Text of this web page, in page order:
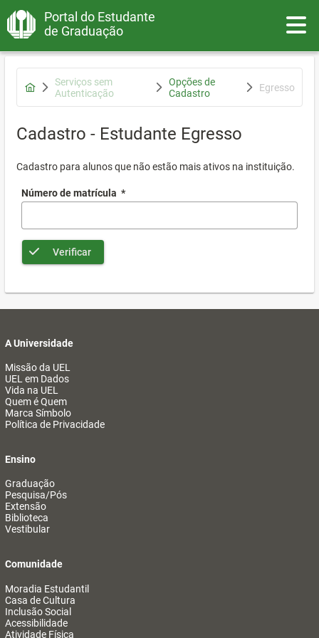
Portal do Estudante
de Graduação
Serviços sem
Autenticação
Opções de
Cadastro
Egresso
Cadastro - Estudante Egresso
Cadastro para alunos que não estão mais ativos na instituição.
Número de matrícula *
Verificar
A Universidade
Missão da UEL
UEL em Dados
Vida na UEL
Quem é Quem
Marca Símbolo
Política de Privacidade
Ensino
Graduação
Pesquisa/Pós
Extensão
Biblioteca
Vestibular
Comunidade
Moradia Estudantil
Casa de Cultura
Inclusão Social
Acessibilidade
Atividade Física